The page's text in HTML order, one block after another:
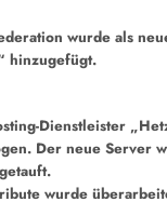
wurde als
hinzugefügt.
Dienstleister
Der neue Server
wurde